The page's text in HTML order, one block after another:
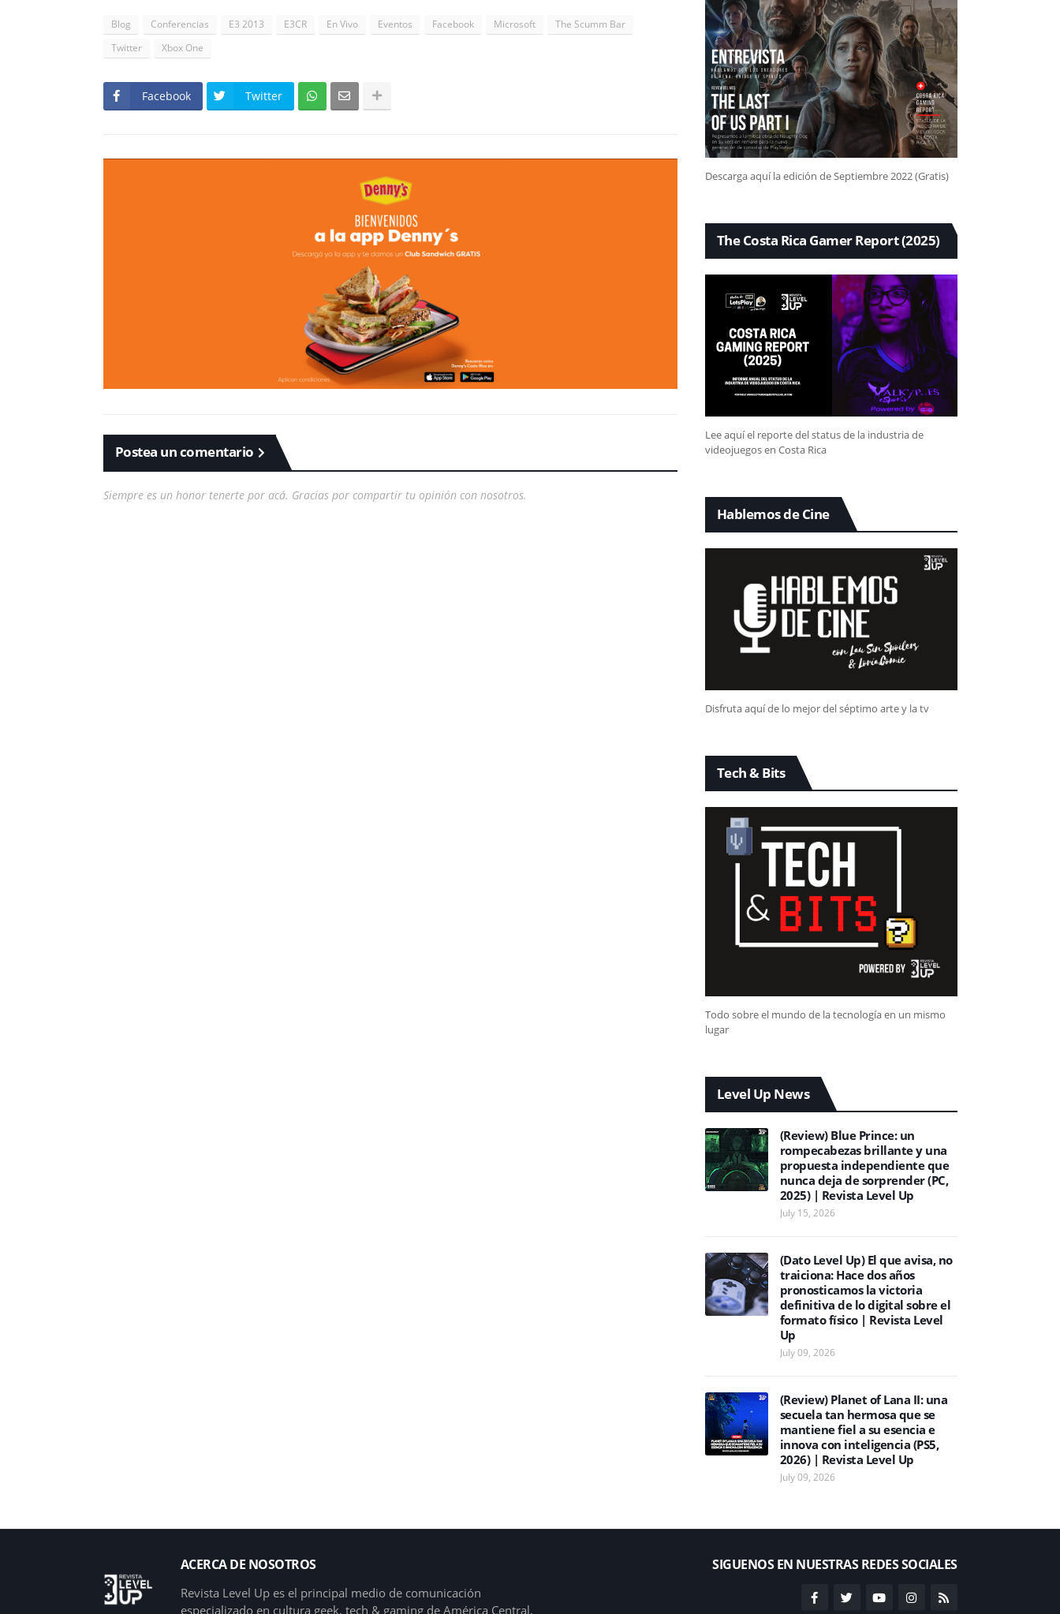
Blog Conferencias E3 2013 E3CR En Vivo Eventos Facebook Microsoft
The Scumm Bar
Twitter
Xbox One
Facebook Twitter
Postea un comentario
Siempre es un honor tenerte por acá. Gracias por compartir tu opinión con nosotros.
Descarga aquí la edición de Septiembre 2022 (Gratis)
The Costa Rica Gamer Report (2025)
Lee aquí el reporte del status de la industria de
videojuegos en Costa Rica
Hablemos de Cine
Disfruta aquí de lo mejor del séptimo arte y la tv
Tech & Bits
Todo sobre el mundo de la tecnología en un mismo
lugar
Level Up News
(Review) Blue Prince: un
rompecabezas brillante y una
propuesta independiente que
nunca deja de sorprender (PC,
2025) | Revista Level Up
July 15, 2026
(Dato Level Up) El que avisa, no
traiciona: Hace dos años
pronosticamos la victoria
definitiva de lo digital sobre el
formato físico | Revista Level
Up
July 09, 2026
(Review) Planet of Lana II: una
secuela tan hermosa que se
mantiene fiel a su esencia e
innova con inteligencia (PS5,
2026) | Revista Level Up
July 09, 2026
ACERCA DE NOSOTROS
Revista Level Up es el principal medio de comunicación
especializado en cultura geek, tech & gaming de América Central,
SIGUENOS EN NUESTRAS REDES SOCIALES